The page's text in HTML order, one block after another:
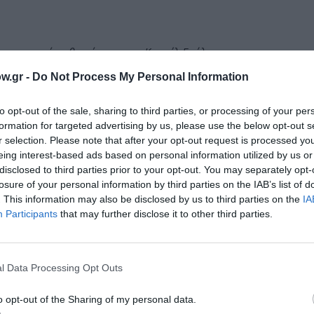
- Do Not Process My Personal Information
opt-out of the sale, sharing to third parties, or processing of your
for targeted advertising by us, please use the below opt-out
selection. Please note that after your opt-out request is processed
interest-based ads based on personal information utilized by us
to third parties prior to your opt-out. You may separately
of your personal information by third parties on the IAB’s list of
This information may also be disclosed by us to third parties on the
Participants that may further disclose it to other third parties.
Data Processing Opt Outs
opt-out of the Sharing of my personal data.
μυθιστόρημα του Κορνέλ Γούλριτς
και του”Fifty Shades” χωρίς ωστόσο, να
και ο Τράβις, είναι δύο προβληματικοί χαρακτήρες,
είναι μαζί. Κατά έναν περίεργο τρόπο όμως, είναι ακόμα
Σαφέστατα, το παρελθόν τους δεν βοηθάει, κουβαλάει
να δημιουργήσει σχέση με κάποιον που
να ξεφύγει, δυσκολεύει ακόμα περισσότερο την
πληθώρα προβλημάτων και να κάνουν
είναι και η μοναδική τους ελπίδα για ένα ευτυχισμένο
προσωπικούς τους δαίμονες στο σκοτεινό παρελθόν